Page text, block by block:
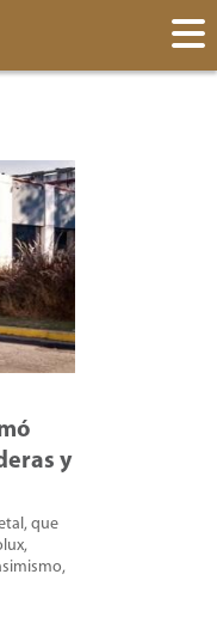
y
que